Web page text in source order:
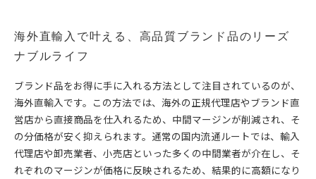
海外直輸入で叶える、高品質ブランド品のリーズ
ナブルライフ
ブランド品をお得に手に入れる方法として注目されているのが、
海外直輸入です。この方法では、海外の正規代理店やブランド直
営店から直接商品を仕入れるため、中間マージンが削減され、そ
の分価格が安く抑えられます。通常の国内流通ルートでは、輸入
代理店や卸売業者、小売店といった多くの中間業者が介在し、そ
れぞれのマージンが価格に反映されるため、結果的に高額になり